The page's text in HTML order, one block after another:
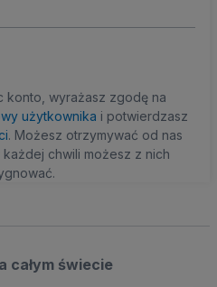
konto, wyrażasz zgodę na
użytkownika i potwierdzasz
. Możesz otrzymywać od nas
chwili możesz z nich
całym świecie